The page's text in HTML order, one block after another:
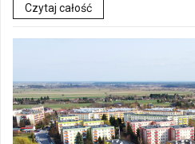
Czytaj całość